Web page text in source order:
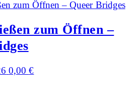
zum Öffnen –
0,00€